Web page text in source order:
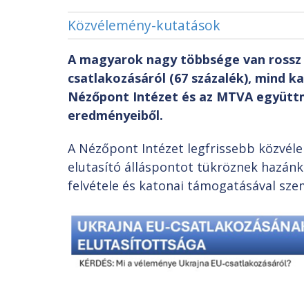
Közvélemény-kutatások
A magyarok nagy többsége van
csatlakozásáról (67 százalék), mind
Nézőpont Intézet és az MTVA
eredményeiből.
A Nézőpont Intézet legfrissebb
elutasító álláspontot tükröznek
felvétele és katonai támogatásával